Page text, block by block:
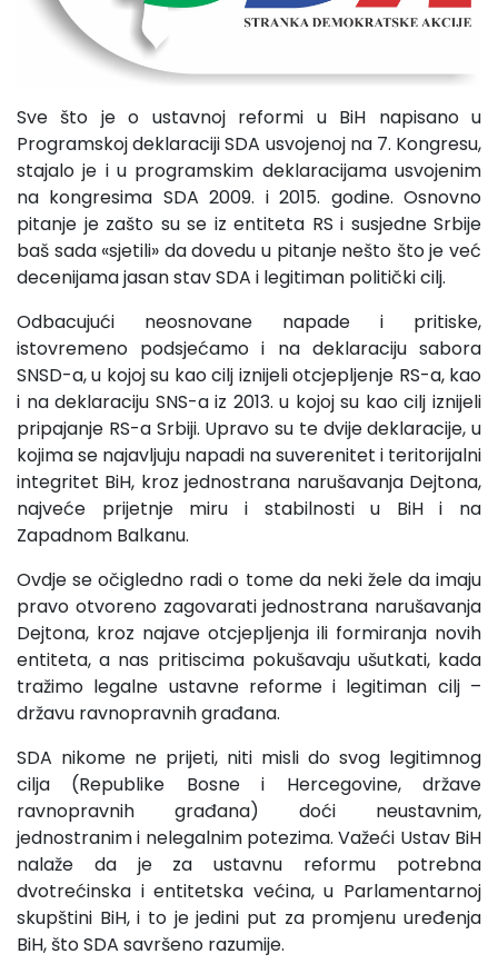
Sve što je o ustavnoj reformi u BiH napisano u
Programskoj deklaraciji SDA usvojenoj na 7. Kongresu,
stajalo je i u programskim deklaracijama usvojenim
na kongresima SDA 2009. i 2015. godine. Osnovno
pitanje je zašto su se iz entiteta RS i susjedne Srbije
baš sada «sjetili» da dovedu u pitanje nešto što je već
decenijama jasan stav SDA i legitiman politički cilj.
Odbacujući neosnovane napade i pritiske,
istovremeno podsjećamo i na deklaraciju sabora
SNSD-a, u kojoj su kao cilj iznijeli otcjepljenje RS-a, kao
i na deklaraciju SNS-a iz 2013. u kojoj su kao cilj iznijeli
pripajanje RS-a Srbiji. Upravo su te dvije deklaracije, u
kojima se najavljuju napadi na suverenitet i teritorijalni
integritet BiH, kroz jednostrana narušavanja Dejtona,
najveće prijetnje miru i stabilnosti u BiH i na
Zapadnom Balkanu.
Ovdje se očigledno radi o tome da neki žele da imaju
pravo otvoreno zagovarati jednostrana narušavanja
Dejtona, kroz najave otcjepljenja ili formiranja novih
entiteta, a nas pritiscima pokušavaju ušutkati, kada
tražimo legalne ustavne reforme i legitiman cilj –
državu ravnopravnih građana.
SDA nikome ne prijeti, niti misli do svog legitimnog
cilja (Republike Bosne i Hercegovine, države
ravnopravnih građana) doći neustavnim,
jednostranim i nelegalnim potezima. Važeći Ustav BiH
nalaže da je za ustavnu reformu potrebna
dvotrećinska i entitetska većina, u Parlamentarnoj
skupštini BiH, i to je jedini put za promjenu uređenja
BiH, što SDA savršeno razumije.